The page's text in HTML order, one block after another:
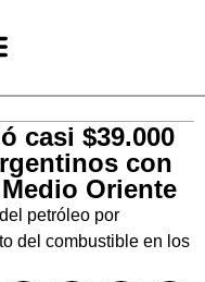
casi $39.000
con
Oriente
petróleo por
del combustible en los